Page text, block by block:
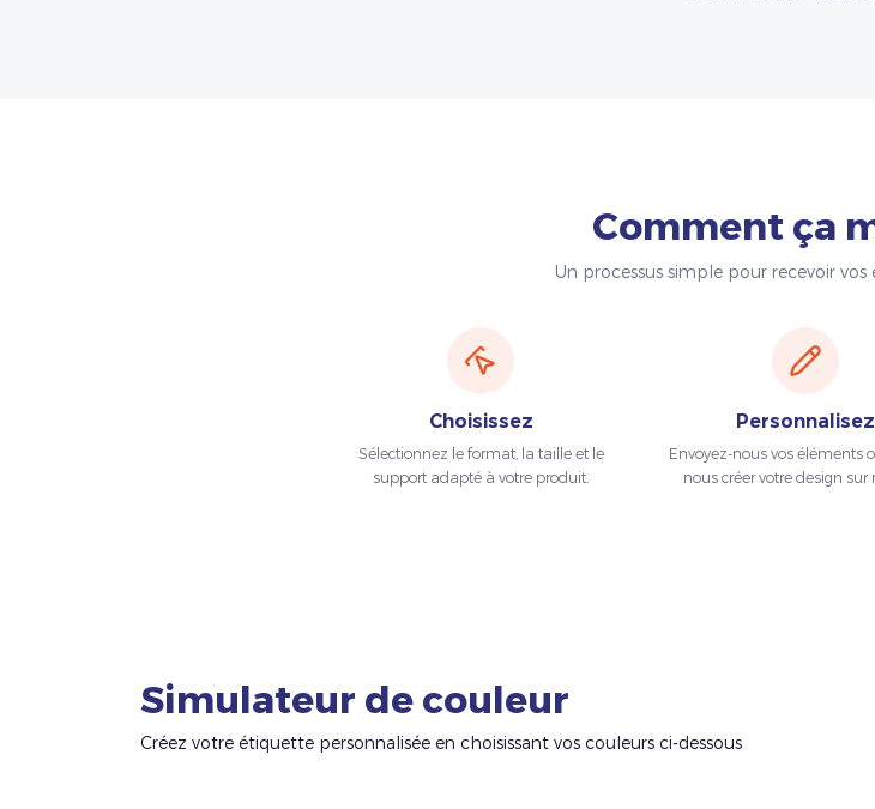
Comment ça
Un processus simple pour recevoir
Choisissez
Sélectionnez le format, la taille et le
support adapté à votre produit.
Personnalisez
Envoyez-nous vos éléments
nous créer votre design sur
Simulateur de couleur
Créez votre étiquette personnalisée en choisissant vos couleurs ci-dessous